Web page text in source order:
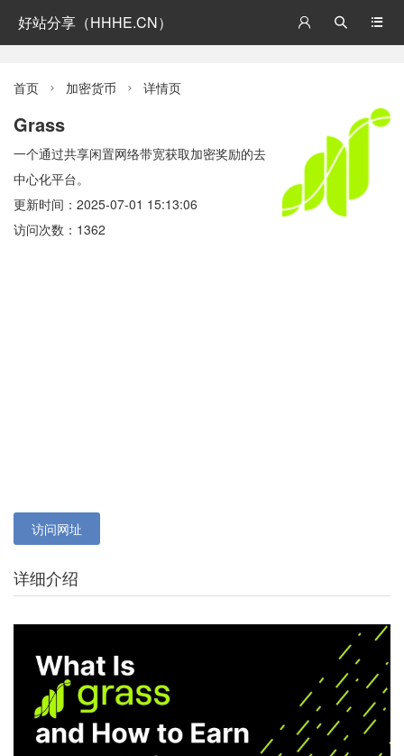
好站分享（HHHE.CN） 


首页  加密货币  详情页
Grass
一个通过共享闲置网络带宽获取加密奖励的去
中心化平台。
更新时间：2025-07-01 15:13:06
访问次数：1362
访问网址
详细介绍